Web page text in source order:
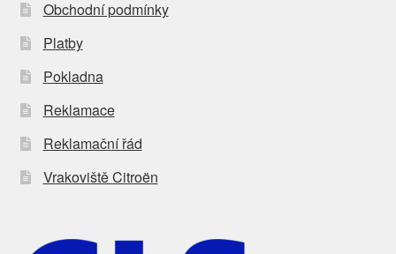
Obchodní podmínky
Platby
Pokladna
Reklamace
Reklamační řád
Vrakoviště Citroën